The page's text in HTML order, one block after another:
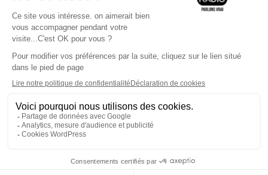
L'application Iphone / Android
Téléchargez l'application
Les cookies
Gestion des cookies
Crédit photos : ©Sud Radio / Pierre Olivier